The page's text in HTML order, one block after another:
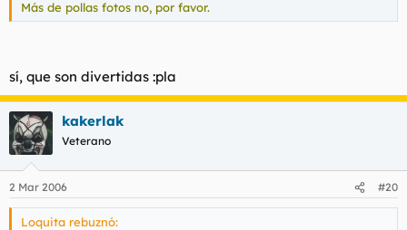
Más de pollas fotos no, por favor.
sí, que son divertidas :pla
kakerlak
Veterano
2 Mar 2006 #20
Loquita rebuznó: